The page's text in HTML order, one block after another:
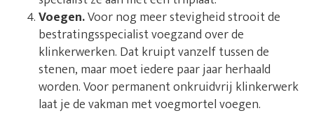
Voegen.Voor nog meer stevigheid strooit de
bestratingsspecialist voegzand over de
klinkerwerken. Dat kruipt vanzelf tussen de
stenen, maar moet iedere paar jaar herhaald
worden. Voor permanent onkruidvrij klinkerwerk
laat je de vakman met voegmortel voegen.